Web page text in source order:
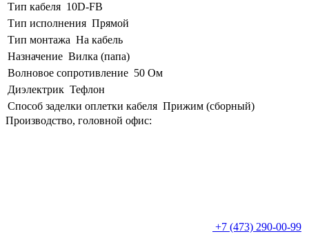
Тип кабеля 10D-FB
Тип исполнения Прямой
Тип монтажа На кабель
Назначение Вилка (папа)
Волновое сопротивление 50 Ом
Диэлектрик Тефлон
Способ заделки оплетки кабеля Прижим (сборный)
Производство, головной офис:
+7 (473) 290-00-99